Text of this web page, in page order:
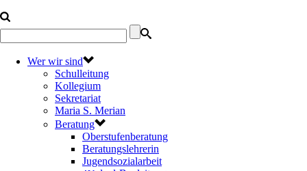
Wer wir sind
Schulleitung
Kollegium
Sekretariat
Maria S. Merian
Beratung
Oberstufenberatung
Beratungslehrerin
Jugendsozialarbeit